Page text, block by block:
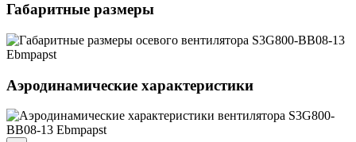
Габаритные размеры
Аэродинамические характеристики